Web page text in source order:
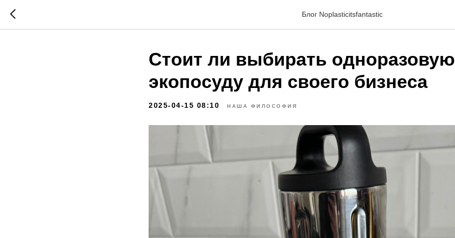
Блог Noplasticitsfantastic
Стоит ли выбирать одноразовую
экопосуду для своего бизнеса
2025-04-15 08:10 НАША ФИЛОСОФИЯ